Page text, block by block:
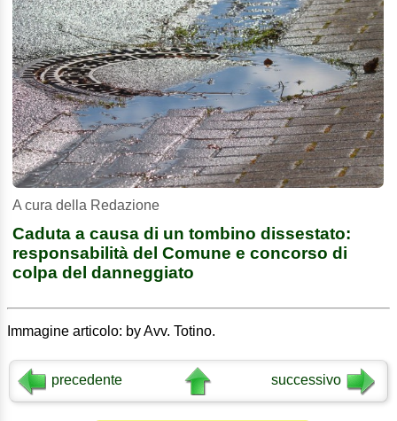
A cura della Redazione
Caduta a causa di un tombino dissestato:
responsabilità del Comune e concorso di
colpa del danneggiato
Immagine articolo: by Avv. Totino.
precedente successivo